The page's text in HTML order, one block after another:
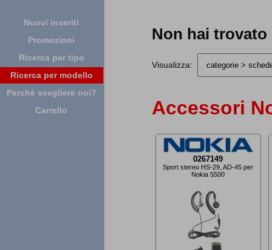
Nuovi inseriti
Promozioni
Ricerca per tipo
Ricerca per modello
Perchè scegliere noi?
Carrello
Non hai
Visualizza:
Accessori
0267149
Sport stereo HS-29, AD-45 per
Nokia 5500